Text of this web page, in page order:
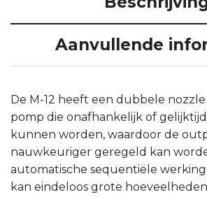
Aanvullende
De M-12 heeft een dubbele
pomp die onafhankelijk of
kunnen worden, waardoor de
nauwkeuriger geregeld kan
automatische sequentiële
kan eindeloos grote